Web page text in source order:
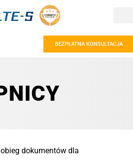
BEZPŁATNA KONSULTACJA
dokumentów dla